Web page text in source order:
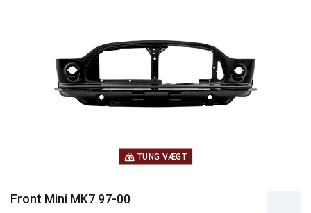
TUNG VÆGT
Front Mini MK7 97-00